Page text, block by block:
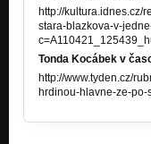
http://kultura.idnes.cz/
stara-blazkova-v-
Tonda Kocábek v
http://www.tyden.cz/
hrdinou-hlavne-ze-po-